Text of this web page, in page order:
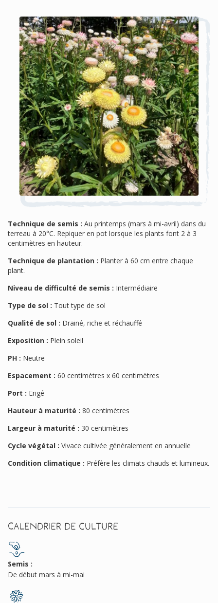
Technique de semis : Au printemps (mars à mi-avril) dans du
terreau à 20°C. Repiquer en pot lorsque les plants font 2 à 3
centimètres en hauteur.
Technique de plantation : Planter à 60 cm entre chaque
plant.
Niveau de difficulté de semis : Intermédiaire
Type de sol : Tout type de sol
Qualité de sol : Drainé, riche et réchauffé
Exposition : Plein soleil
PH : Neutre
Espacement : 60 centimètres x 60 centimètres
Port : Erigé
Hauteur à maturité : 80 centimètres
Largeur à maturité : 30 centimètres
Cycle végétal : Vivace cultivée généralement en annuelle
Condition climatique : Préfère les climats chauds et lumineux.
Calendrier de culture
Semis :
De début mars à mi-mai